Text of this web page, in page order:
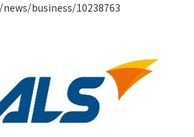
business/10238763